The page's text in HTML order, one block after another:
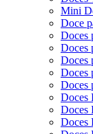
Mini
Doce
Doces
Doces
Doces
Doces
Doces
Doces
Doces
Doces